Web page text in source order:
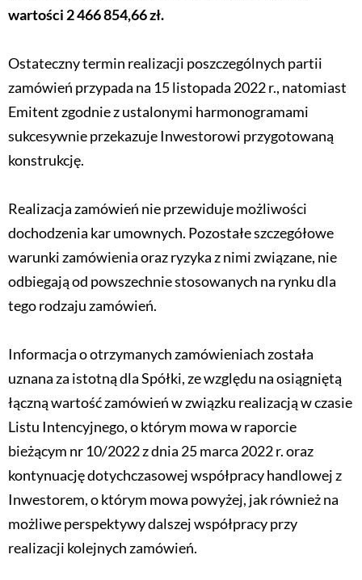
wartości 2 466 854,66 zł.
Ostateczny termin realizacji poszczególnych partii
zamówień przypada na 15 listopada 2022 r., natomiast
Emitent zgodnie z ustalonymi harmonogramami
sukcesywnie przekazuje Inwestorowi przygotowaną
konstrukcję.
Realizacja zamówień nie przewiduje możliwości
dochodzenia kar umownych. Pozostałe szczegółowe
warunki zamówienia oraz ryzyka z nimi związane, nie
odbiegają od powszechnie stosowanych na rynku dla
tego rodzaju zamówień.
Informacja o otrzymanych zamówieniach została
uznana za istotną dla Spółki, ze względu na osiągniętą
łączną wartość zamówień w związku realizacją w czasie
Listu Intencyjnego, o którym mowa w raporcie
bieżącym nr 10/2022 z dnia 25 marca 2022 r. oraz
kontynuację dotychczasowej współpracy handlowej z
Inwestorem, o którym mowa powyżej, jak również na
możliwe perspektywy dalszej współpracy przy
realizacji kolejnych zamówień.